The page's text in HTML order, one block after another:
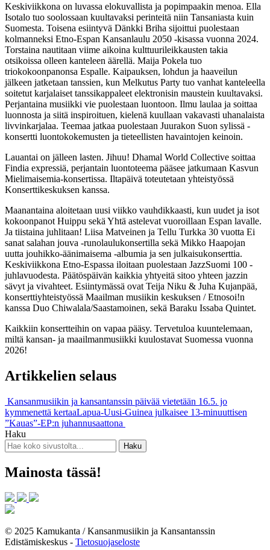
Keskiviikkona on luvassa elokuvallista ja popimpaakin menoa. Ella
Isotalo tuo soolossaan kuultavaksi perinteitä niin Tansaniasta kuin
Suomesta. Toisena esiintyvä Dänkki Briha sijoittui puolestaan
kolmanneksi Etno-Espan Kansanlaulu 2050 -kisassa vuonna 2024.
Torstaina nautitaan viime aikoina kulttuurileikkausten takia
otsikoissa olleen kanteleen äärellä. Maija Pokela tuo
triokokoonpanonsa Espalle. Kaipauksen, lohdun ja haaveilun
jälkeen jatketaan tanssien, kun Melkutus Party tuo vanhat kanteleella
soitetut karjalaiset tanssikappaleet elektronisin maustein kuultavaksi.
Perjantaina musiikki vie puolestaan luontoon. Ilmu laulaa ja soittaa
luonnosta ja siitä inspiroituen, kielenä kuullaan vakavasti uhanalaista
livvinkarjalaa. Teemaa jatkaa puolestaan Juurakon Suon sylissä -
konsertti luontokokemusten ja tieteellisten havaintojen keinoin.
Lauantai on jälleen lasten. Jihuu! Dhamal World Collective soittaa
Findia expressiä, perjantain luontoteema pääsee jatkumaan Kasvun
Mielimaisemia-konsertissa. Iltapäivä toteutetaan yhteistyössä
Konserttikeskuksen kanssa.
Maanantaina aloitetaan uusi viikko vauhdikkaasti, kun uudet ja isot
kokoonpanot Huippu sekä Yhtä astelevat vuoroillaan Espan lavalle.
Ja tiistaina juhlitaan! Liisa Matveinen ja Tellu Turkka 30 vuotta Ei
sanat salahan jouva -runolaulukonsertilla sekä Mikko Haapojan
uutta jouhikko-äänimaisema -albumia ja sen julkaisukonserttia.
Keskiviikkona Etno-Espassa iloitaan puolestaan JazzSuomi 100 -
juhlavuodesta. Päätöspäivän kaikkia yhtyeitä sitoo yhteen jazzin
sävyt ja vivahteet. Esiintymässä ovat Teija Niku & Juha Kujanpää,
konserttiyhteistyössä Maailman musiikin keskuksen / Etnosoi!n
kanssa Duo Chiwalala/Saastamoinen, sekä Baraku Issaba Quintet.
Kaikkiin konsertteihin on vapaa pääsy. Tervetuloa kuuntelemaan,
miltä kansan- ja maailmanmusiikki kuulostavat Suomessa vuonna
2026!
Artikkelien selaus
Kansanmusiikin ja kansantanssin päivää vietetään 16.5. jo
kymmenettä kertaaLapua-Uusi-Guinea julkaisee 13-minuuttisen
”Kauas”-EP:n juhannusaattona
Haku
Mainosta tässä!
© 2025 Kamukanta / Kansanmusiikin ja Kansantanssin
Edistämiskeskus - Tietosuojaseloste